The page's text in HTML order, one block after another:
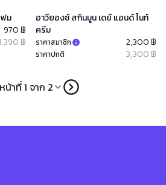
ม
970 ฿
฿
อาวียองซ์ สกินมูน เดย์ แอนด์ ไนท์
ครีม
ราคาสมาชิก 2,300 ฿
ราคาปกติ 3,300 ฿
หน้าที่ 1 จาก 2